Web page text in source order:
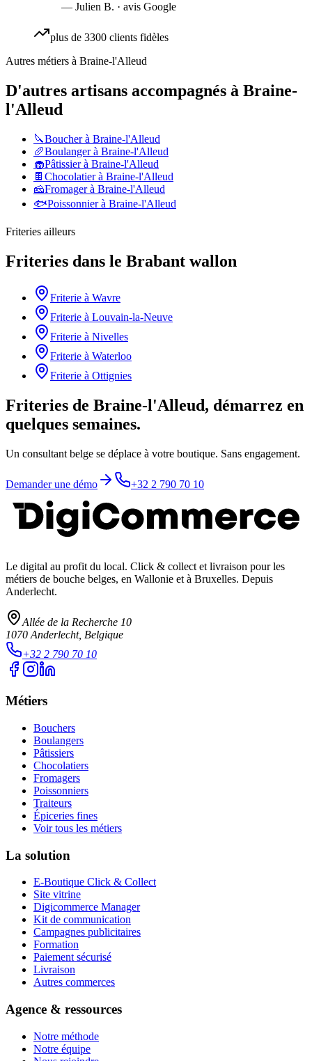
— Julien B. · avis Google
plus de 3300 clients fidèles
Autres métiers à Braine-l'Alleud
D'autres artisans accompagnés à Braine-
l'Alleud
🔪Boucherà Braine-l'Alleud
🥖Boulangerà Braine-l'Alleud
🧁Pâtissierà Braine-l'Alleud
🍫 Chocolatierà Braine-l'Alleud
🧀Fromagerà Braine-l'Alleud
🐟Poissonnierà Braine-l'Alleud
Friteries ailleurs
Friteries dans le Brabant wallon
Friterie à Wavre
Friterie à Louvain-la-Neuve
Friterie à Nivelles
Friterie à Waterloo
Friterie à Ottignies
Friteries de Braine-l'Alleud, démarrez en
quelques semaines.
Un consultant belge se déplace à votre boutique. Sans engagement.
Demander une démo +32 2 790 70 10
Le digital au profit du local. Click & collect et livraison pour les
métiers de bouche belges, en Wallonie et à Bruxelles. Depuis
Anderlecht.
Allée de la Recherche 10
1070 Anderlecht, Belgique
+32 2 790 70 10
Métiers
Bouchers
Boulangers
Pâtissiers
Chocolatiers
Fromagers
Poissonniers
Traiteurs
Épiceries fines
Voir tous les métiers
La solution
E-Boutique Click & Collect
Site vitrine
Digicommerce Manager
Kit de communication
Campagnes publicitaires
Formation
Paiement sécurisé
Livraison
Autres commerces
Agence & ressources
Notre méthode
Notre équipe